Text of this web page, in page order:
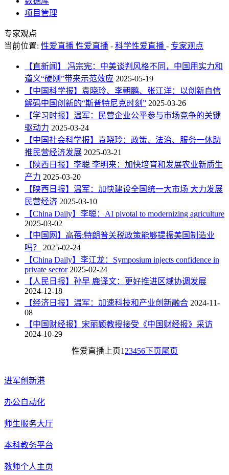
项目管理
专家观点
当前位置: 性爱直播 性爱直播 - 科学性爱直播 - 专家观点
【直新闻】 冯宗宪：中美谈判风格不同，中国用实力和
道义“硬刚”带来示范效应 2025-05-19
【中国科学报】袁晓玲、李朝鹏、张江洋：以创新自信
解码中国创新的“斯普特尼克时刻” 2025-03-26
【学习时报】温军：民营企业公平参与市场竞争的关键
驱动力 2025-03-24
【中国社会科学报】袁晓玲：政策、法治、服务一体助
推民营经济发展 2025-03-21
【陕西日报】李聪 李明来：加快培育和发展农业新质生
产力 2025-03-20
【陕西日报】温军：加快建设全国统一大市场 大力发展
民营经济 2025-03-10
【China Daily】李聪：AI pivotal to modernizing agriculture
2025-03-02
【中国网】高蓓:特朗普关税政策能够提振美国制造业
吗？
2025-02-24
【China Daily】李江龙：Symposium injects confidence in
private sector 2025-02-24
【人民日报】孙早 鹿译文：更好推进区域协调发展
2024-12-18
【经济日报】温军：加速科技和产业创新融合 2024-11-
08
【中国财经报】宋丽颖教授接受《中国财经报》采访
2024-10-29
性爱直播 上页1 23456下页尾页
进军创新港
办公自动化
师生服务大厅
本科教务平台
教师个人主页